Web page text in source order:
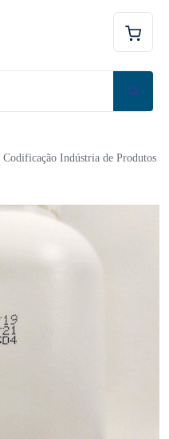
Indústria de Produtos